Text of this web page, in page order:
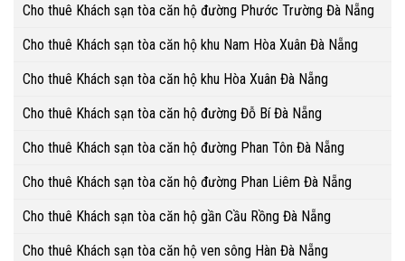
Cho thuê Khách sạn tòa căn hộ đường Phước Trường Đà Nẵng
Cho thuê Khách sạn tòa căn hộ khu Nam Hòa Xuân Đà Nẵng
Cho thuê Khách sạn tòa căn hộ khu Hòa Xuân Đà Nẵng
Cho thuê Khách sạn tòa căn hộ đường Đỗ Bí Đà Nẵng
Cho thuê Khách sạn tòa căn hộ đường Phan Tôn Đà Nẵng
Cho thuê Khách sạn tòa căn hộ đường Phan Liêm Đà Nẵng
Cho thuê Khách sạn tòa căn hộ gần Cầu Rồng Đà Nẵng
Cho thuê Khách sạn tòa căn hộ ven sông Hàn Đà Nẵng